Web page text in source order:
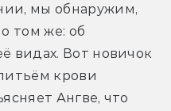
мы обнаружим,
том же: об
видах. Вот новичок
крови
Ангве, что